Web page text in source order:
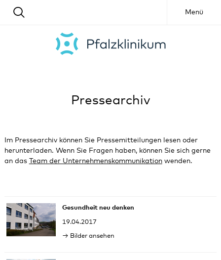
Menü
Pressearchiv
Im Pressearchiv können Sie Pressemitteilungen lesen oder
herunterladen. Wenn Sie Fragen haben, können Sie sich gerne
an das Team der Unternehmenskommunikationwenden.
Gesundheit neu denken
19.04.2017
Bilder ansehen